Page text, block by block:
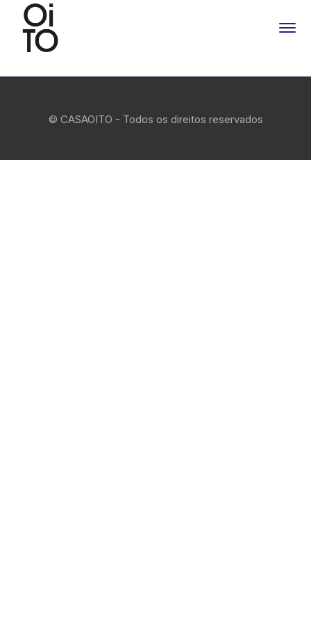
© CASAOITO - Todos os direitos reservados